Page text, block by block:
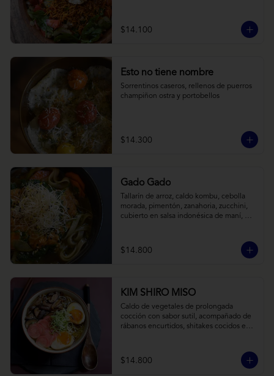
$14.100
Esto no tiene nombre
Sorrentinos caseros, rellenos de puerros
champiñon ostra y portobellos
$14.300
Gado Gado
Tallarín de arroz, caldo kombu, cebolla
morada, pimentón, zanahoria, zucchini,
cubierto en salsa indonésica de maní,
$14.800
KIM SHIRO MISO
Caldo de vegetales de prolongada
cocción con sabor sutil, acompañado de
rábanos encurtidos, shitakes cocidos en
vegana) y los infaltables fideos de ramen.
$14.800